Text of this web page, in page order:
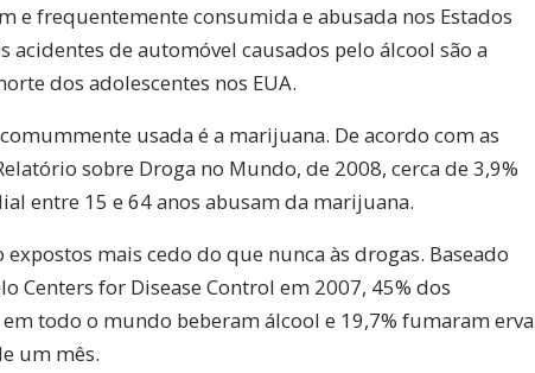
e frequentemente consumida e abusada nos Estados
acidentes de automóvel causados pelo álcool são a
dos adolescentes nos EUA.
usada é a marijuana. De acordo com as
sobre Droga no Mundo, de 2008, cerca de 3,9%
entre 15 e 64 anos abusam da marijuana.
expostos mais cedo do que nunca às drogas. Baseado
Centers for Disease Control em 2007, 45% dos
todo o mundo beberam álcool e 19,7% fumaram erva
um mês.